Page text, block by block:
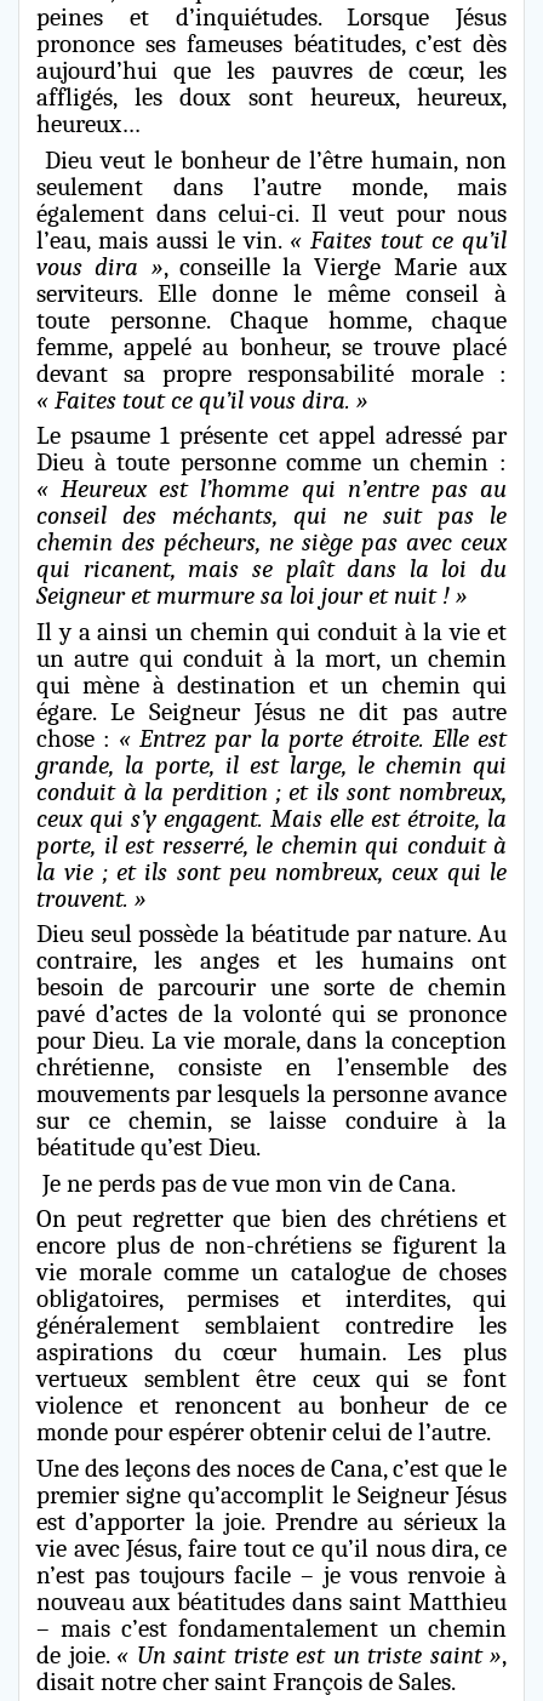
peines et d’inquiétudes. Lorsque Jésus
prononce ses fameuses béatitudes, c’est dès
aujourd’hui que les pauvres de cœur, les
affligés, les doux sont heureux, heureux,
heureux…
Dieu veut le bonheur de l’être humain, non
seulement dans l’autre monde, mais
également dans celui-ci. Il veut pour nous
l’eau, mais aussi le vin. « Faites tout ce qu’il
vous dira », conseille la Vierge Marie aux
serviteurs. Elle donne le même conseil à
toute personne. Chaque homme, chaque
femme, appelé au bonheur, se trouve placé
devant sa propre responsabilité morale :
« Faites tout ce qu’il vous dira. »
Le psaume 1 présente cet appel adressé par
Dieu à toute personne comme un chemin :
« Heureux est l’homme qui n’entre pas au
conseil des méchants, qui ne suit pas le
chemin des pécheurs, ne siège pas avec ceux
qui ricanent, mais se plaît dans la loi du
Seigneur et murmure sa loi jour et nuit ! »
Il y a ainsi un chemin qui conduit à la vie et
un autre qui conduit à la mort, un chemin
qui mène à destination et un chemin qui
égare. Le Seigneur Jésus ne dit pas autre
chose : « Entrez par la porte étroite. Elle est
grande, la porte, il est large, le chemin qui
conduit à la perdition ; et ils sont nombreux,
ceux qui s’y engagent. Mais elle est étroite, la
porte, il est resserré, le chemin qui conduit à
la vie ; et ils sont peu nombreux, ceux qui le
trouvent. »
Dieu seul possède la béatitude par nature. Au
contraire, les anges et les humains ont
besoin de parcourir une sorte de chemin
pavé d’actes de la volonté qui se prononce
pour Dieu. La vie morale, dans la conception
chrétienne, consiste en l’ensemble des
mouvements par lesquels la personne avance
sur ce chemin, se laisse conduire à la
béatitude qu’est Dieu.
Je ne perds pas de vue mon vin de Cana.
On peut regretter que bien des chrétiens et
encore plus de non-chrétiens se figurent la
vie morale comme un catalogue de choses
obligatoires, permises et interdites, qui
généralement semblaient contredire les
aspirations du cœur humain. Les plus
vertueux semblent être ceux qui se font
violence et renoncent au bonheur de ce
monde pour espérer obtenir celui de l’autre.
Une des leçons des noces de Cana, c’est que le
premier signe qu’accomplit le Seigneur Jésus
est d’apporter la joie. Prendre au sérieux la
vie avec Jésus, faire tout ce qu’il nous dira, ce
n’est pas toujours facile – je vous renvoie à
nouveau aux béatitudes dans saint Matthieu
– mais c’est fondamentalement un chemin
de joie. « Un saint triste est un triste saint »,
disait notre cher saint François de Sales.